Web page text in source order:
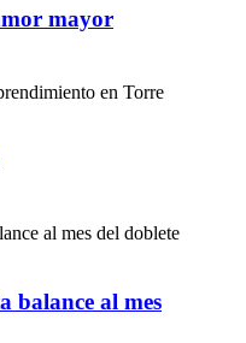
mayor
balance al mes